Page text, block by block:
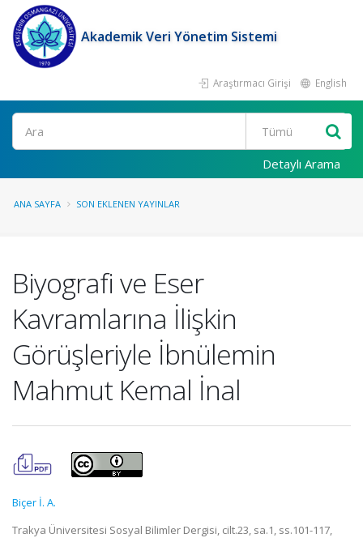
Akademik Veri Yönetim Sistemi
Araştırmacı Girişi English
Ara
Detaylı Arama
ANA SAYFA SON EKLENEN YAYINLAR
Biyografi ve Eser
Kavramlarına İlişkin
Görüşleriyle İbnülemin
Mahmut Kemal İnal
Biçer İ. A.
Trakya Üniversitesi Sosyal Bilimler Dergisi, cilt.23, sa.1, ss.101-117,